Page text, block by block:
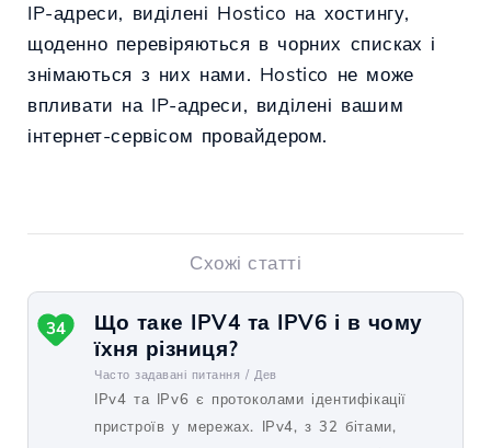
IP-адреси, виділені Hostico на хостингу,
щоденно перевіряються в чорних списках і
знімаються з них нами. Hostico не може
впливати на IP-адреси, виділені вашим
інтернет-сервісом провайдером.
Схожі статті
Що таке IPV4 та IPV6 і в чому
їхня різниця?
Часто задавані питання / Дев
IPv4 та IPv6 є протоколами ідентифікації
пристроїв у мережах. IPv4, з 32 бітами,
34